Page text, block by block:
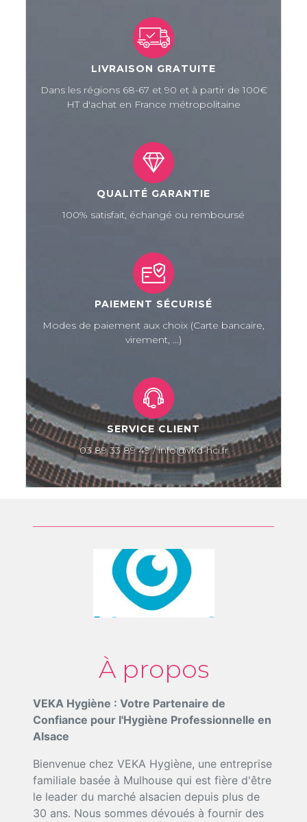
LIVRAISON GRATUITE
Dans les régions 68-67 et 90 et à partir de 100€
HT d'achat en France métropolitaine
QUALITÉ GARANTIE
100% satisfait, échangé ou remboursé
PAIEMENT SÉCURISÉ
Modes de paiement aux choix (Carte bancaire,
virement, ...)
SERVICE CLIENT
03 89 33 89 49 / info@vkd-hci.fr
À propos
VEKA Hygiène : Votre Partenaire de
Confiance pour l'Hygiène Professionnelle en
Alsace
Bienvenue chez VEKA Hygiène, une entreprise
familiale basée à Mulhouse qui est fière d'être
le leader du marché alsacien depuis plus de
30 ans. Nous sommes dévoués à fournir des